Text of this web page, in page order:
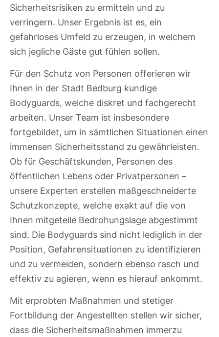
Sicherheitsrisiken zu ermitteln und zu
verringern. Unser Ergebnis ist es, ein
gefahrloses Umfeld zu erzeugen, in welchem
sich jegliche Gäste gut fühlen sollen.
Für den Schutz von Personen offerieren wir
Ihnen in der Stadt Bedburg kundige
Bodyguards, welche diskret und fachgerecht
arbeiten. Unser Team ist insbesondere
fortgebildet, um in sämtlichen Situationen einen
immensen Sicherheitsstand zu gewährleisten.
Ob für Geschäftskunden, Personen des
öffentlichen Lebens oder Privatpersonen –
unsere Experten erstellen maßgeschneiderte
Schutzkonzepte, welche exakt auf die von
Ihnen mitgeteile Bedrohungslage abgestimmt
sind. Die Bodyguards sind nicht lediglich in der
Position, Gefahrensituationen zu identifizieren
und zu vermeiden, sondern ebenso rasch und
effektiv zu agieren, wenn es hierauf ankommt.
Mit erprobten Maßnahmen und stetiger
Fortbildung der Angestellten stellen wir sicher,
dass die Sicherheitsmaßnahmen immerzu